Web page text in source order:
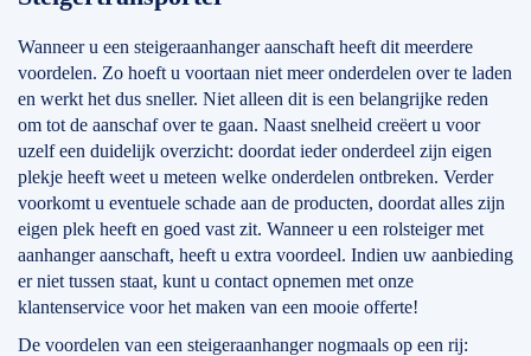
Wanneer u een steigeraanhanger aanschaft heeft dit meerdere
voordelen. Zo hoeft u voortaan niet meer onderdelen over te laden
en werkt het dus sneller. Niet alleen dit is een belangrijke reden
om tot de aanschaf over te gaan. Naast snelheid creëert u voor
uzelf een duidelijk overzicht: doordat ieder onderdeel zijn eigen
plekje heeft weet u meteen welke onderdelen ontbreken. Verder
voorkomt u eventuele schade aan de producten, doordat alles zijn
eigen plek heeft en goed vast zit. Wanneer u een rolsteiger met
aanhanger aanschaft, heeft u extra voordeel. Indien uw aanbieding
er niet tussen staat, kunt u contact opnemen met onze
klantenservice voor het maken van een mooie offerte!
De voordelen van een steigeraanhanger nogmaals op een rij: